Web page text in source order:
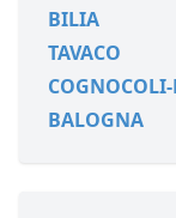
BILIA
TAVACO
BALOGNA